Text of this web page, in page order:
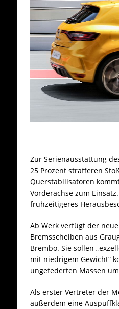
Zur Serienausstattung
25 Prozent strafferen
Querstabilisatoren
Vorderachse zum
frühzeitigeres
Ab Werk verfügt der
Bremsscheiben aus
Brembo. Sie sollen
mit niedrigem Gewicht“
ungefederten Massen
Als erster Vertreter der
außerdem eine